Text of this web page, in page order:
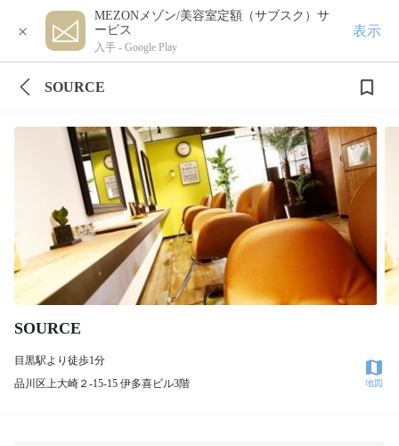
×
MEZONメゾン/美容室定額（サブスク）サ
ービス
入手 - Google Play
表示
SOURCE
SOURCE
目黒駅より徒歩1分
品川区上大崎２-15-15 伊多喜ビル3階
地図